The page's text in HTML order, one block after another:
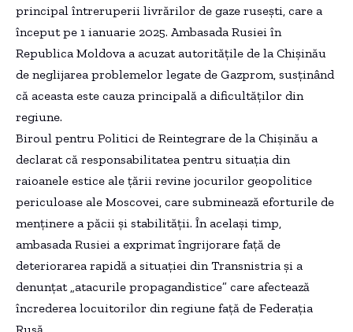
principal întreruperii livrărilor de gaze rusești, care a
început pe 1 ianuarie 2025. Ambasada Rusiei în
Republica Moldova a acuzat autoritățile de la Chișinău
de neglijarea problemelor legate de Gazprom, susținând
că aceasta este cauza principală a dificultăților din
regiune.
Biroul pentru Politici de Reintegrare de la Chișinău a
declarat că responsabilitatea pentru situația din
raioanele estice ale țării revine jocurilor geopolitice
periculoase ale Moscovei, care subminează eforturile de
menținere a păcii și stabilității. În același timp,
ambasada Rusiei a exprimat îngrijorare față de
deteriorarea rapidă a situației din Transnistria și a
denunțat „atacurile propagandistice” care afectează
încrederea locuitorilor din regiune față de Federația